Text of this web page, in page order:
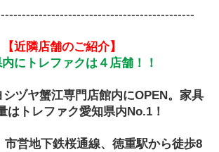
【近隣店舗のご紹介】
にトレファクは４店舗！！
シヅヤ蟹江専門店館内にOPEN。家具
はトレファク愛知県内No.1！
市営地下鉄桜通線、徳重駅から徒歩8